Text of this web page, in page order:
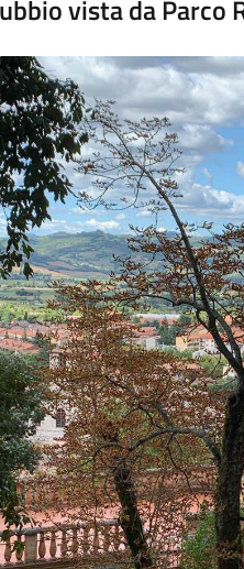
vista da Parco